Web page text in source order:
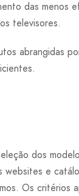
das menos
televisores.
abrangidas
dos
websites e
Os critérios